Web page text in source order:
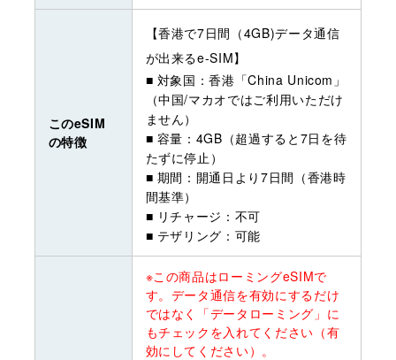
このeSIM
の特徴
【香港で7日間（4GB)データ通信
が出来るe-SIM】
■ 対象国：香港「China Unicom」
（中国/マカオではご利用いただけ
ません）
■ 容量：4GB（超過すると7日を待
たずに停止）
■ 期間：開通日より7日間（香港時
間基準）
■ リチャージ：不可
■ テザリング：可能
※この商品はローミングeSIMで
す。データ通信を有効にするだけ
ではなく「データローミング」に
もチェックを入れてください（有
効にしてください）。